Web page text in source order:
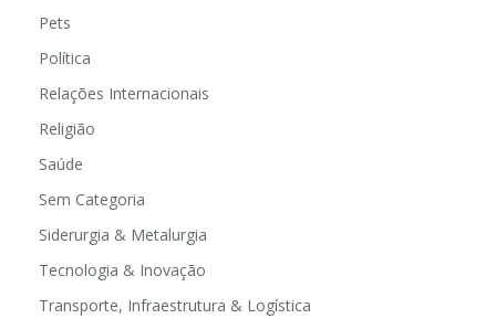
Pets
Política
Relações Internacionais
Religião
Saúde
Sem Categoria
Siderurgia & Metalurgia
Tecnologia & Inovação
Transporte, Infraestrutura & Logística